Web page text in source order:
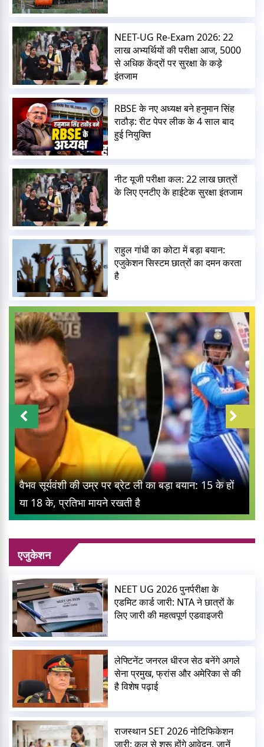
NEET-UG Re-Exam 2026: 22
लाख अभ्यर्थियों की परीक्षा आज, 5000
से अधिक केंद्रों पर सुरक्षा के कड़े
इंतजाम
RBSE के नए अध्यक्ष बने हनुमान सिंह
राठौड़: रीट पेपर लीक के 4 साल बाद
हुई नियुक्ति
नीट यूजी परीक्षा कल: 22 लाख छात्रों
के लिए एनटीए के हाईटेक सुरक्षा इंतजाम
राहुल गांधी का कोटा में बड़ा बयान:
एजुकेशन सिस्टम छात्रों का दमन करता
है
वैभव सूर्यवंशी की उम्र पर ब्रेट ली का बड़ा बयान: 15 के हों
या 18 के, प्रतिभा मायने रखती है
एजुकेशन
NEET UG 2026 पुनर्परीक्षा के
एडमिट कार्ड जारी: NTA ने छात्रों के
लिए जारी की महत्वपूर्ण एडवाइजरी
लेफ्टिनेंट जनरल धीरज सेठ बनेंगे अगले
सेना प्रमुख, फ्रांस और अमेरिका से की
है विशेष पढ़ाई
राजस्थान SET 2026 नोटिफिकेशन
जारी: कल से शुरू होंगे आवेदन, जानें